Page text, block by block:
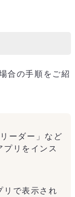
合の手順をご紹
ーダー」など
プリをインス
リで表示され